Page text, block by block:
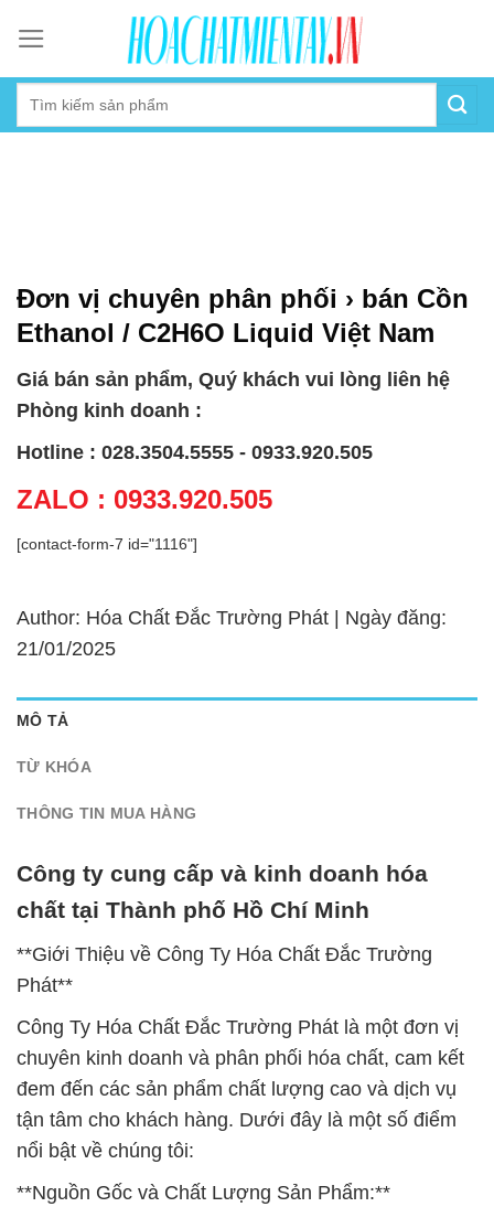
content
Đơn vị chuyên phân phối › bán Cồn
Ethanol / C2H6O Liquid Việt Nam
Giá bán sản phẩm, Quý khách vui lòng liên hệ
Phòng kinh doanh :
Hotline : 028.3504.5555 - 0933.920.505
ZALO : 0933.920.505
[contact-form-7 id="1116"]
Author: Hóa Chất Đắc Trường Phát | Ngày đăng:
21/01/2025
MÔ TẢ
TỪ KHÓA
THÔNG TIN MUA HÀNG
Công ty cung cấp và kinh doanh hóa
chất tại Thành phố Hồ Chí Minh
**Giới Thiệu về Công Ty Hóa Chất Đắc Trường
Phát**
Công Ty Hóa Chất Đắc Trường Phát là một đơn vị
chuyên kinh doanh và phân phối hóa chất, cam kết
đem đến các sản phẩm chất lượng cao và dịch vụ
tận tâm cho khách hàng. Dưới đây là một số điểm
nổi bật về chúng tôi:
**Nguồn Gốc và Chất Lượng Sản Phẩm:**